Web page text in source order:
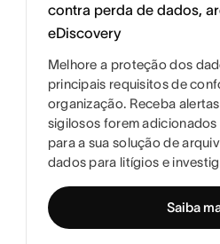
contra perda de dados,
eDiscovery
Melhore a proteção dos
principais requisitos de
organização. Receba
sigilosos forem adicionados
para a sua solução de
dados para litígios e
Saiba